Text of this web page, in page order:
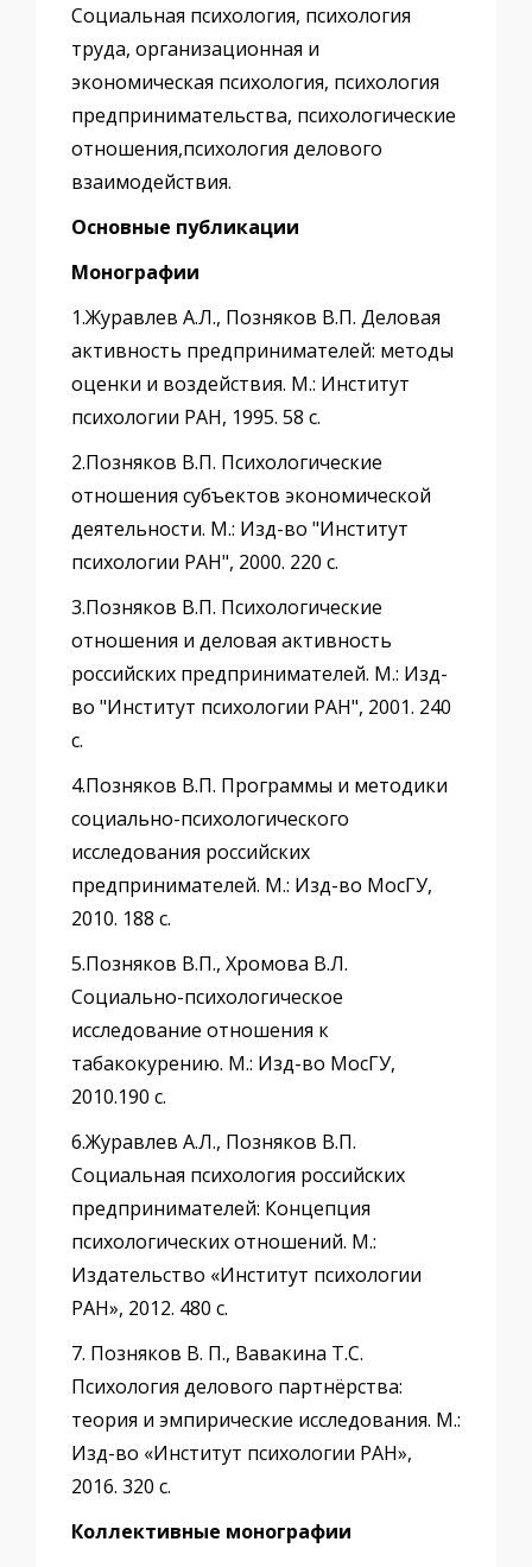
Социальная психология, психология
труда, организационная и
экономическая психология, психология
предпринимательства, психологические
отношения,психология делового
взаимодействия.
Основные публикации
Монографии
1.Журавлев А.Л., Позняков В.П. Деловая
активность предпринимателей: методы
оценки и воздействия. М.: Институт
психологии РАН, 1995. 58 с.
2.Позняков В.П. Психологические
отношения субъектов экономической
деятельности. М.: Изд-во "Институт
психологии РАН", 2000. 220 с.
3.Позняков В.П. Психологические
отношения и деловая активность
российских предпринимателей. М.: Изд-
во "Институт психологии РАН", 2001. 240
с.
4.Позняков В.П. Программы и методики
социально-психологического
исследования российских
предпринимателей. М.: Изд-во МосГУ,
2010. 188 с.
5.Позняков В.П., Хромова В.Л.
Социально-психологическое
исследование отношения к
табакокурению. М.: Изд-во МосГУ,
2010.190 с.
6.Журавлев А.Л., Позняков В.П.
Социальная психология российских
предпринимателей: Концепция
психологических отношений. М.:
Издательство «Институт психологии
РАН», 2012. 480 с.
7. Позняков В. П., Вавакина Т.С.
Психология делового партнёрства:
теория и эмпирические исследования. М.:
Изд-во «Институт психологии РАН»,
2016. 320 с.
Коллективные монографии